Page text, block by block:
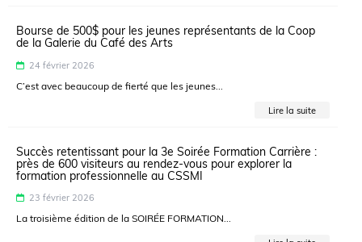
Bourse de 500$ pour les jeunes représentants de la Coop
de la Galerie du Café des Arts
24 février 2026
C’est avec beaucoup de fierté que les jeunes...
Lire la suite
Succès retentissant pour la 3e Soirée Formation Carrière :
près de 600 visiteurs au rendez-vous pour explorer la
formation professionnelle au CSSMI
23 février 2026
La troisième édition de la SOIRÉE FORMATION...